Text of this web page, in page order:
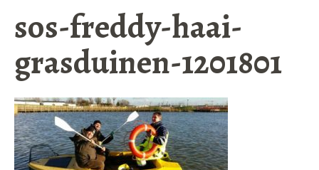
sos-freddy-haai-
grasduinen-1201801